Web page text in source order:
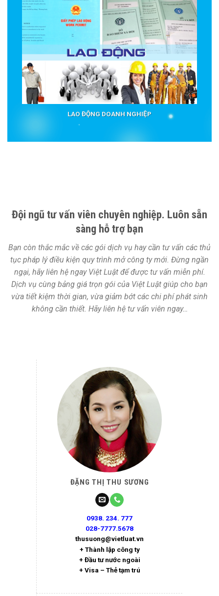
LAO ĐỘNG DOANH NGHIỆP
Đội ngũ tư vấn viên chuyên nghiệp. Luôn sẵn
sàng hỗ trợ bạn
Bạn còn thắc mắc về các gói dịch vụ hay cần tư vấn các thủ
tục pháp lý điều kiện quy trình mở công ty mới. Đừng ngần
ngại, hãy liên hệ ngay Việt Luật để được tư vấn miễn phí.
Dịch vụ cùng bảng giá trọn gói của Việt Luật giúp cho bạn
vừa tiết kiệm thời gian, vừa giảm bớt các chi phí phát sinh
không cần thiết. Hãy liên hệ tư vấn viên ngay…
ĐẶNG THỊ THU SƯƠNG
0938. 234. 777
028-7777.5678
thusuong@vietluat.vn
+ Thành lập công ty
+ Đầu tư nước ngoài
+ Visa – Thẻ tạm trú